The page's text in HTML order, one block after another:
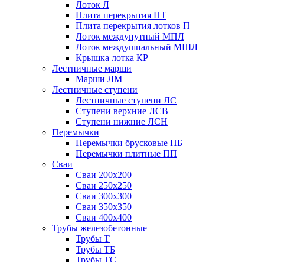
Лоток Л
Плита перекрытия ПТ
Плита перекрытия лотков П
Лоток междупутный МПЛ
Лоток междушпальный МШЛ
Крышка лотка КР
Лестничные марши
Марши ЛМ
Лестничные ступени
Лестничные ступени ЛС
Ступени верхние ЛСВ
Ступени нижние ЛСН
Перемычки
Перемычки брусковые ПБ
Перемычки плитные ПП
Сваи
Сваи 200х200
Сваи 250х250
Сваи 300х300
Сваи 350х350
Сваи 400х400
Трубы железобетонные
Трубы Т
Трубы ТБ
Трубы ТС